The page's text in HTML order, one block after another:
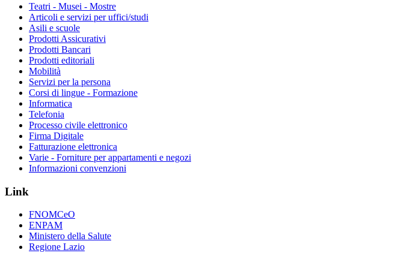
Teatri - Musei - Mostre
Articoli e servizi per uffici/studi
Asili e scuole
Prodotti Assicurativi
Prodotti Bancari
Prodotti editoriali
Mobilità
Servizi per la persona
Corsi di lingue - Formazione
Informatica
Telefonia
Processo civile elettronico
Firma Digitale
Fatturazione elettronica
Varie - Forniture per appartamenti e negozi
Informazioni convenzioni
Link
FNOMCeO
ENPAM
Ministero della Salute
Regione Lazio